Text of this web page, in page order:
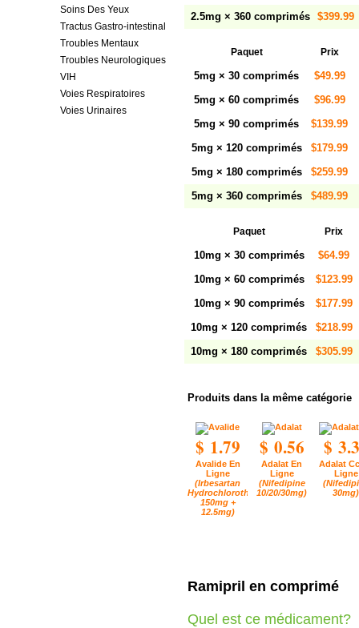
Soins Des Yeux
Tractus Gastro-intestinal
Troubles Mentaux
Troubles Neurologiques
VIH
Voies Respiratoires
Voies Urinaires
2.5mg × 360 comprimés
$399.99
Paquet Prix
5mg × 30 comprimés
$49.99
5mg × 60 comprimés
$96.99
5mg × 90 comprimés
$139.99
5mg × 120 comprimés
$179.99
5mg × 180 comprimés
$259.99
5mg × 360 comprimés
$489.99
Paquet Prix
10mg × 30 comprimés
$64.99
10mg × 60 comprimés
$123.99
10mg × 90 comprimés
$177.99
10mg × 120 comprimés
$218.99
10mg × 180 comprimés
$305.99
Produits dans la même catégorie
$ 1.79
Avalide En
Ligne
(Irbesartan
Hydrochlorothiazide
150mg +
12.5mg)
$ 0.56
Adalat En
Ligne
(Nifedipine
10/20/30mg)
$
Adalat
Ligne
30mg)
Ramipril en comprimé
Quel est ce médicament?